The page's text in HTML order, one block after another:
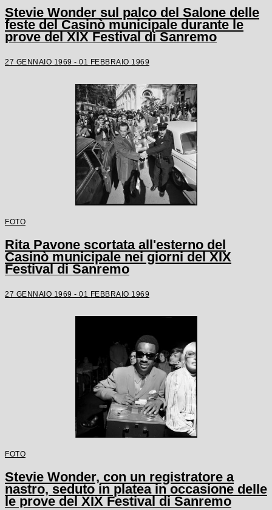
Stevie Wonder sul palco del Salone delle
feste del Casinò municipale durante le
prove del XIX Festival di Sanremo
27 GENNAIO 1969 - 01 FEBBRAIO 1969
FOTO
Rita Pavone scortata all'esterno del
Casinò municipale nei giorni del XIX
Festival di Sanremo
27 GENNAIO 1969 - 01 FEBBRAIO 1969
FOTO
Stevie Wonder, con un registratore a
nastro, seduto in platea in occasione delle
le prove del XIX Festival di Sanremo